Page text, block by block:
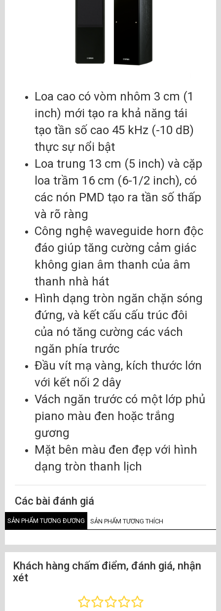
Loa cao có vòm nhôm 3 cm (1
inch) mới tạo ra khả năng tái
tạo tần số cao 45 kHz (-10 dB)
thực sự nổi bật
Loa trung 13 cm (5 inch) và cặp
loa trầm 16 cm (6-1/2 inch), có
các nón PMD tạo ra tần số thấp
và rõ ràng
Công nghệ waveguide horn độc
đáo giúp tăng cường cảm giác
không gian âm thanh của âm
thanh nhà hát
Hình dạng tròn ngăn chặn sóng
đứng, và kết cấu cấu trúc đôi
của nó tăng cường các vách
ngăn phía trước
Đầu vít mạ vàng, kích thước lớn
với kết nối 2 dây
Vách ngăn trước có một lớp phủ
piano màu đen hoặc trắng
gương
Mặt bên màu đen đẹp với hình
dạng tròn thanh lịch
Các bài đánh giá
SẢN PHẨM TƯƠNG ĐƯƠNG SẢN PHẨM TƯƠNG THÍCH
Khách hàng chấm điểm, đánh giá, nhận
xét